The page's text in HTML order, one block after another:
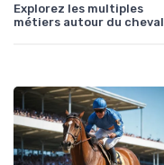
Explorez les multiples
métiers autour du cheval